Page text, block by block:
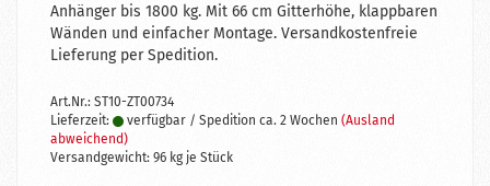
Anhänger bis 1800 kg. Mit 66 cm Gitterhöhe, klappbaren
Wänden und einfacher Montage. Versandkostenfreie
Lieferung per Spedition.
Art.Nr.: ST10-ZT00734
Lieferzeit:
verfügbar / Spedition ca. 2 Wochen (Ausland
abweichend)
Versandgewicht: 96 kg je Stück